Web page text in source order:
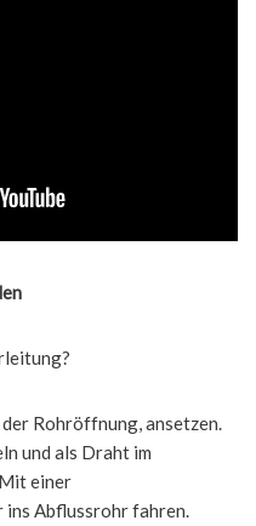
der Rohröffnung, ansetzen.
und als Draht im
einer
Abflussrohr fahren.